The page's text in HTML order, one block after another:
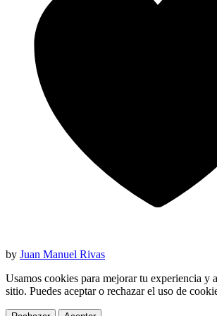
by Juan Manuel Rivas
Usamos cookies para mejorar tu experiencia y
sitio. Puedes aceptar o rechazar el uso de